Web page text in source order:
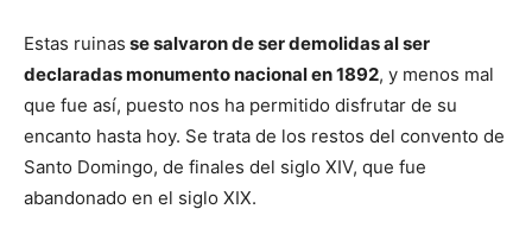
Estas ruinas se salvaron de ser demolidas al ser
declaradas monumento nacional en 1892, y menos mal
que fue así, puesto nos ha permitido disfrutar de su
encanto hasta hoy. Se trata de los restos del convento de
Santo Domingo, de finales del siglo XIV, que fue
abandonado en el siglo XIX.